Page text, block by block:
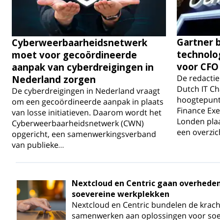
Cyberweerbaarheidsnetwerk
moet voor gecoördineerde
aanpak van cyberdreigingen in
Nederland zorgen
De cyberdreigingen in Nederland vraagt
om een gecoördineerde aanpak in plaats
van losse initiatieven. Daarom wordt het
Cyberweerbaarheidsnetwerk (CWN)
opgericht, een samenwerkingsverband
van publieke…
Gartner
voor CFO
De
Dutch IT
Finance
Londen
een
Nextcloud en Centric gaan
soevereine werkplekken
Nextcloud en Centric bundelen de
samenwerken aan oplossingen voor